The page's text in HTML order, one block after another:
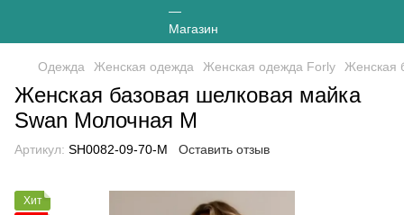
Одежда Женская одежда Женская одежда Forly Женская
Женская базовая шелковая майка
Swan Молочная M
Артикул: SH0082-09-70-М Оставить отзыв
Хит